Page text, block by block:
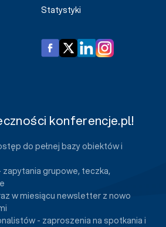
Statystyki
konferencje.pl!
do pełnej bazy obiektów i
grupowe, teczka,
w miesiącu newsletter z nowo
- zaproszenia na spotkania i